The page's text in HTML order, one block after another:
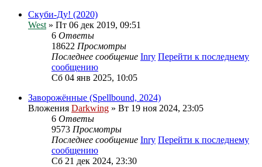
Скуби-Ду! (2020)
West » Пт 06 дек 2019, 09:51
6 Ответы
18622 Просмотры
Последнее сообщение Inry Перейти к последнему
сообщению
Сб 04 янв 2025, 10:05
Заворожённые (Spellbound, 2024)
Вложения Darkwing » Вт 19 ноя 2024, 23:05
6 Ответы
9573 Просмотры
Последнее сообщение Inry Перейти к последнему
сообщению
Сб 21 дек 2024, 23:30